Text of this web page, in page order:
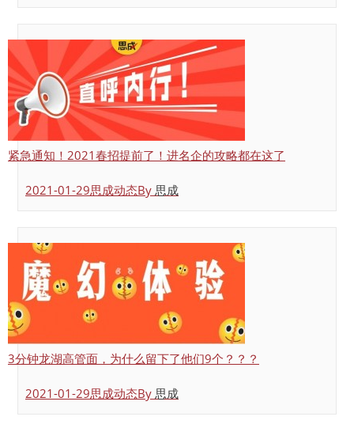
紧急通知！2021春招提前了！进名企的攻略都在这了
2021-01-29思成动态By 思成
3分钟龙湖高管面，为什么留下了他们9个？？？
2021-01-29思成动态By 思成